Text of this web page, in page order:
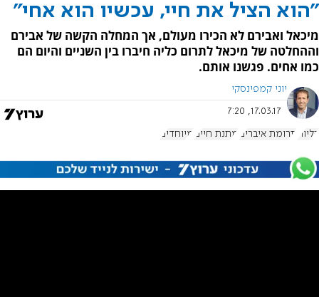
"הוא הציל את חיי, עכשיו הוא אחי"
מיכאל ואבירם לא הכירו מעולם, אך המחלה הקשה של אבירם
וההחלטה של מיכאל לתרום כליה חיברו בין השניים והיום הם
כמו אחים. פגשנו אותם.
יוני קמפינסקי
17.03.17, 7:20
כליות תרומת איברים מתנת חיים מיוחדים